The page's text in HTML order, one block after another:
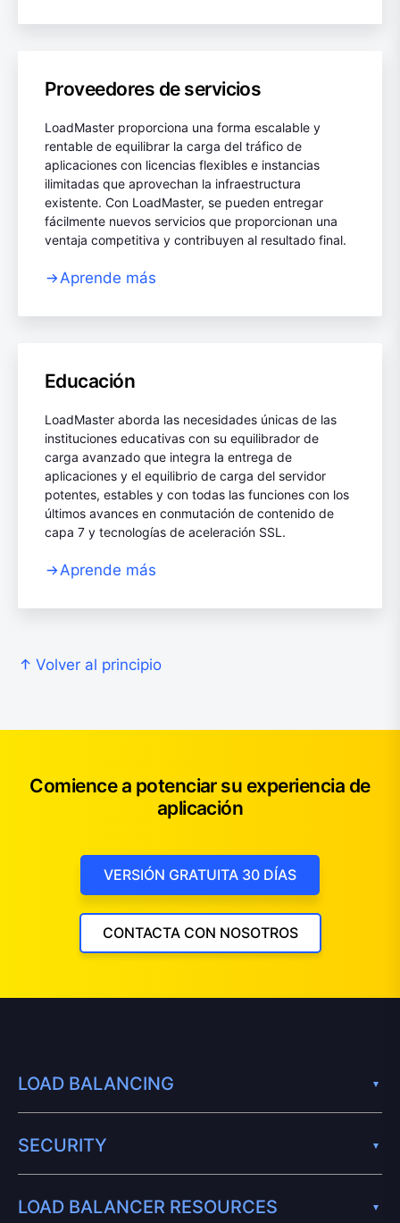
Proveedores de servicios
LoadMaster proporciona una forma escalable y
rentable de equilibrar la carga del tráfico de
aplicaciones con licencias flexibles e instancias
ilimitadas que aprovechan la infraestructura
existente. Con LoadMaster, se pueden entregar
fácilmente nuevos servicios que proporcionan una
ventaja competitiva y contribuyen al resultado final.
Aprende más
Educación
LoadMaster aborda las necesidades únicas de las
instituciones educativas con su equilibrador de
carga avanzado que integra la entrega de
aplicaciones y el equilibrio de carga del servidor
potentes, estables y con todas las funciones con los
últimos avances en conmutación de contenido de
capa 7 y tecnologías de aceleración SSL.
Aprende más
Volver al principio
Comience a potenciar su experiencia de
aplicación
VERSIÓN GRATUITA 30 DÍAS
CONTACTA CON NOSOTROS
LOAD BALANCING
SECURITY
LOAD BALANCER RESOURCES